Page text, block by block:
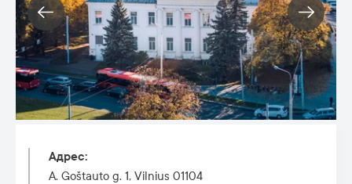
Адрес:
A. Goštauto g. 1, Vilnius 01104